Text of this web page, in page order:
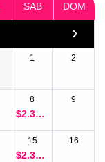
SAB DOM
1 2
8
$2.315.
000
9
15
$2.315.
16